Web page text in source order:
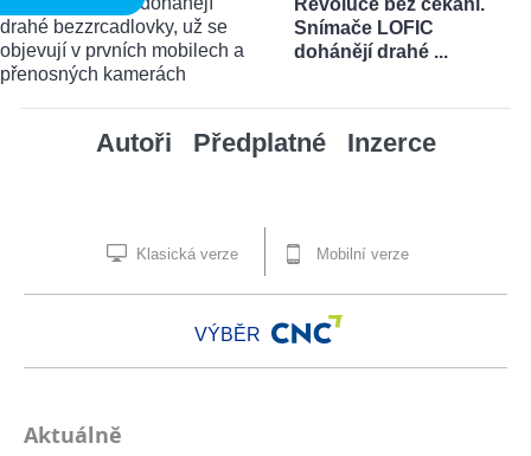
Revoluce bez čekání.
Snímače LOFIC
dohánějí drahé ...
Autoři Předplatné Inzerce
Klasická verze Mobilní verze
VÝBĚR
Aktuálně